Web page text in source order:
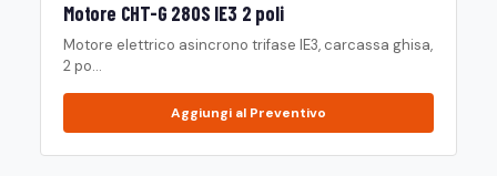
Motore CHT-G 280S IE3 2 poli
Motore elettrico asincrono trifase IE3, carcassa ghisa,
2 po...
Aggiungi al Preventivo